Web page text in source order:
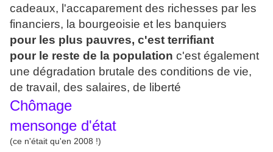
cadeaux, l'accaparement des richesses par les
financiers, la bourgeoisie et les banquiers
pour les plus pauvres, c'est terrifiant
pour le reste de la population c'est également
une dégradation brutale des conditions de vie,
de travail, des salaires, de liberté
Chômage
mensonge d'état
(ce n'était qu'en 2008 !)